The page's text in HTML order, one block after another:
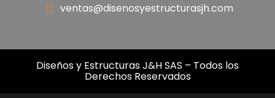
ventas@disenosyestructurasjh.com
Diseños y Estructuras J&H SAS – Todos los
Derechos Reservados